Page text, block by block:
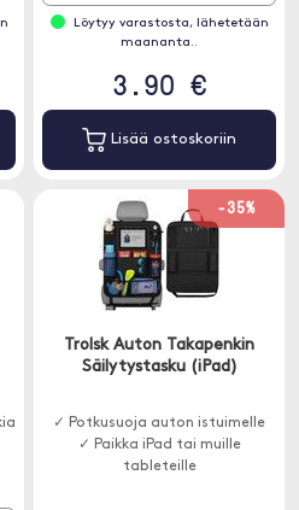
Löytyy varastosta, lähetetään
maananta..
3.90 €
Lisää ostoskoriin
-35%
Trolsk Auton Takapenkin
Säilytystasku (iPad)
✓ Potkusuoja auton istuimelle
✓ Paikka iPad tai muille
tableteille